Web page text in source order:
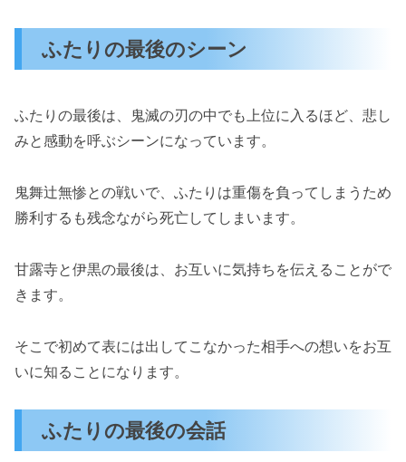
ふたりの最後のシーン
ふたりの最後は、鬼滅の刃の中でも上位に入るほど、悲し
みと感動を呼ぶシーンになっています。
鬼舞辻無惨との戦いで、ふたりは重傷を負ってしまうため
勝利するも残念ながら死亡してしまいます。
甘露寺と伊黒の最後は、お互いに気持ちを伝えることがで
きます。
そこで初めて表には出してこなかった相手への想いをお互
いに知ることになります。
ふたりの最後の会話